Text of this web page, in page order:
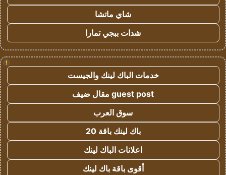
شاي ماتشا
شدات ببجي تمارا
!
خدمات الباك لينك والجيست
guest post مقال ضيف
سوق العرب
باك لينك باقة 20
اعلانات الباك لينك
أقوى باقة باك لينك